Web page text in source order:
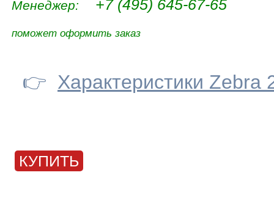
Менеджер: +7 (495) 645-67-65
поможет оформить заказ
👉 Характеристики Zebra
КУПИТЬ